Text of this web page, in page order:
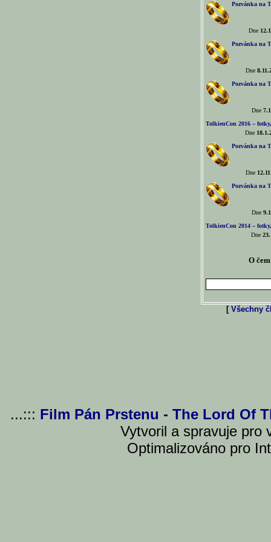
Pozvánka na
Dne
Pozvánka na
Dne
Pozvánka na
Dne
TolkienCon 2016 –
Dne
Pozvánka na
Dne
Pozvánka na
Dne
TolkienCon 2014 –
Dne
O
[ Všechny
...::: Film Pán Prstenu - The Lord Of
Vytvoril a spravuje pro
Optimalizováno pro